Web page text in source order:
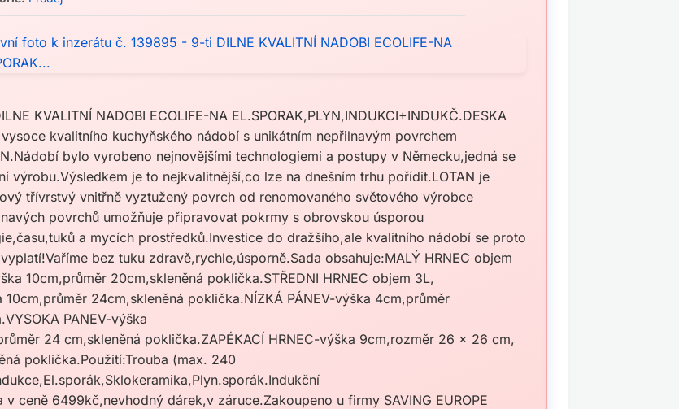
KVALITNÍ NADOBI ECOLIFE-NA EL.SPORAK,PLYN,INDUKCI+INDUKČ.DESKA
vysoce kvalitního kuchyňského nádobí s unikátním nepřilnavým povrchem
bylo vyrobeno nejnovějšími technologiemi a postupy v Německu,jedná se
výrobu.Výsledkem je to nejkvalitnější,co lze na dnešním trhu pořídit.LOTAN je
třívrstvý vnitřně vyztužený povrch od renomovaného světového výrobce
povrchů umožňuje připravovat pokrmy s obrovskou úsporou
a mycích prostředků.Investice do dražšího,ale kvalitního nádobí se proto
bez tuku zdravě,rychle,úsporně.Sada obsahuje:MALÝ HRNEC objem
10cm,průměr 20cm,skleněná poklička.STŘEDNI HRNEC objem 3L,
10cm,průměr 24cm,skleněná poklička.NÍZKÁ PÁNEV-výška 4cm,průměr
PANEV-výška
24 cm,skleněná poklička.ZAPÉKACÍ HRNEC-výška 9cm,rozměr 26 x 26 cm,
poklička.Použití:Trouba (max. 240
v ceně 6499kč,nevhodný dárek,v záruce.Zakoupeno u firmy SAVING EUROPE